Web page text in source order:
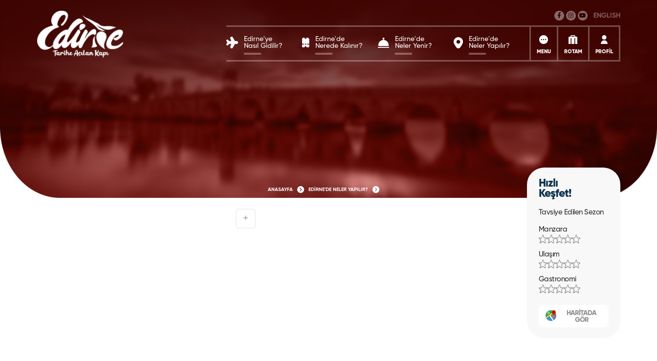
ENGLISH
Edirne'ye
Nasıl Gidilir?
Edirne'de
Nerede Kalınır?
Edirne'de
Neler Yenir?
Edirne'de
Neler Yapılır?
MENU ROTAM PROFİL
+
ANASAYFA EDİRNE'DE NELER YAPILIR?
Hızlı
Keşfet!
Tavsiye Edilen Sezon
Manzara
Ulaşım
Gastronomi
HARİTADA
GÖR